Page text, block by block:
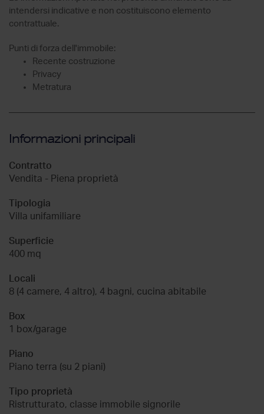
intendersi indicative e non costituiscono elemento
contrattuale.
Punti di forza dell'immobile:
Recente costruzione
Privacy
Metratura
Informazioni principali
Contratto
Vendita - Piena proprietà
Tipologia
Villa unifamiliare
Superficie
400 mq
Locali
8 (4 camere, 4 altro), 4 bagni, cucina abitabile
Box
1 box/garage
Piano
Piano terra (su 2 piani)
Tipo proprietà
Ristrutturato, classe immobile signorile